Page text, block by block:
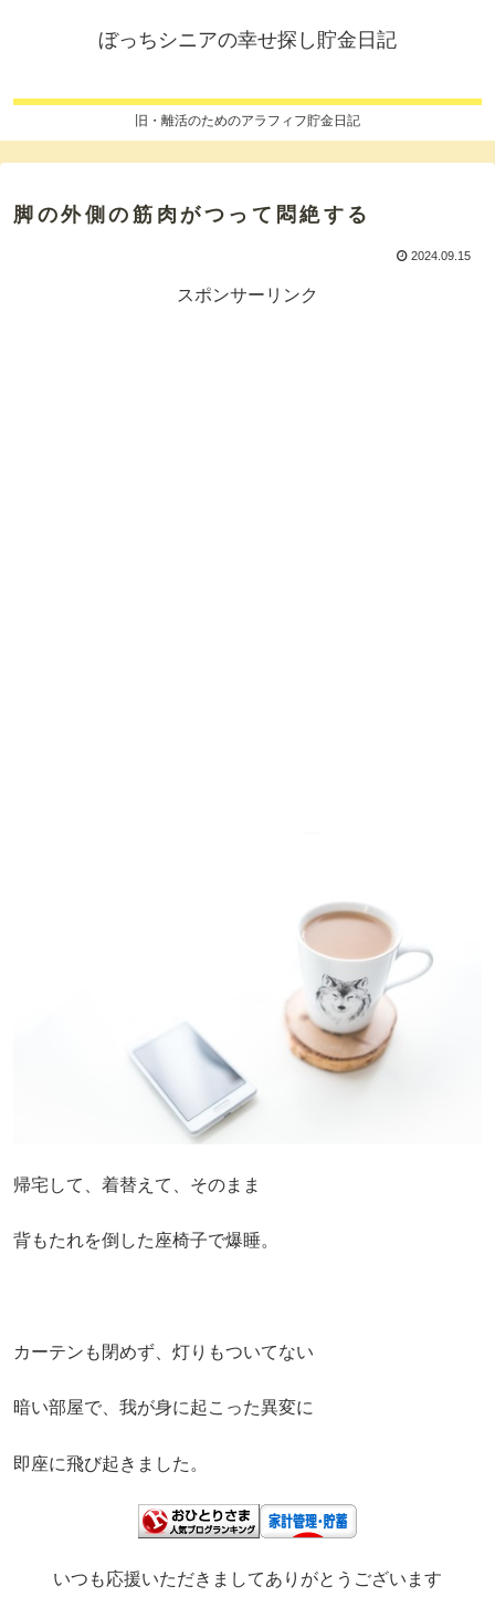
ぼっちシニアの幸せ探し貯金日記
旧・離活のためのアラフィフ貯金日記
脚の外側の筋肉がつって悶絶する
2024.09.15
スポンサーリンク
帰宅して、着替えて、そのまま
背もたれを倒した座椅子で爆睡。
カーテンも閉めず、灯りもついてない
暗い部屋で、我が身に起こった異変に
即座に飛び起きました。
いつも応援いただきましてありがとうございます